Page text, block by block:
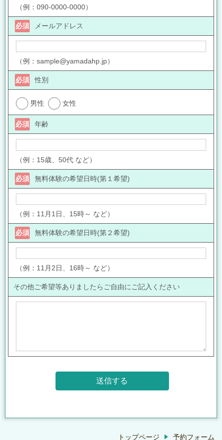
（例：090-0000-0000）
メールアドレス
必須
（例：sample@yamadahp.jp）
性別
必須
男性 女性
年齢
必須
（例：15歳、50代 など）
無料体験の希望日時(第１希望)
必須
（例：11月1日、15時～ など）
無料体験の希望日時(第２希望)
必須
（例：11月2日、16時～ など）
その他ご希望等ありましたらご自由にご記入ください
トップページ 予約フォーム